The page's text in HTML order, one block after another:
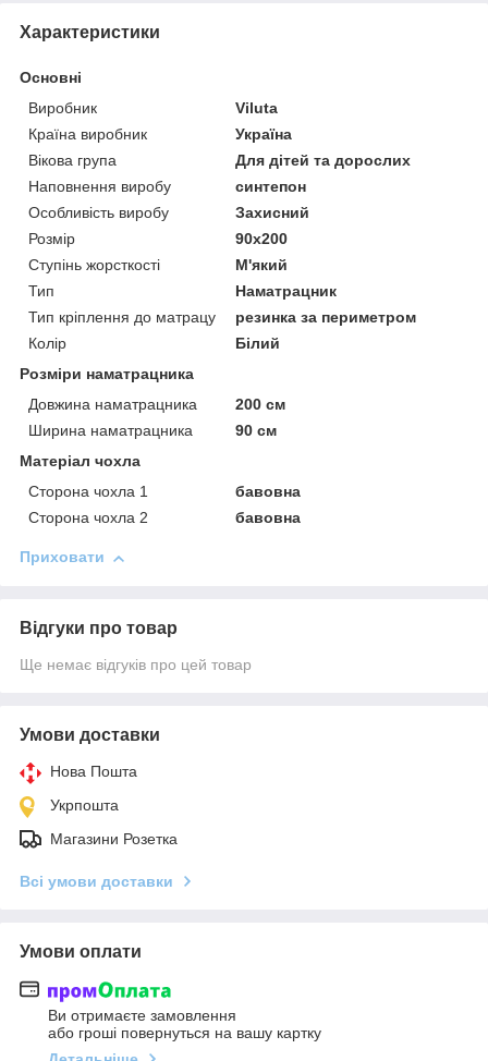
Характеристики
Основні
Виробник
Viluta
Країна виробник
Україна
Вікова група
Для дітей та дорослих
Наповнення виробу
синтепон
Особливість виробу
Захисний
Розмір
90x200
Ступінь жорсткості
М'який
Тип
Наматрацник
Тип кріплення до матрацу
резинка за периметром
Колір
Білий
Розміри наматрацника
Довжина наматрацника
200 см
Ширина наматрацника
90 см
Матеріал чохла
Сторона чохла 1
бавовна
Сторона чохла 2
бавовна
Приховати
Відгуки про товар
Ще немає відгуків про цей товар
Умови доставки
Нова Пошта
Укрпошта
Магазини Розетка
Всі умови доставки
Умови оплати
Ви отримаєте замовлення
або гроші повернуться на вашу картку